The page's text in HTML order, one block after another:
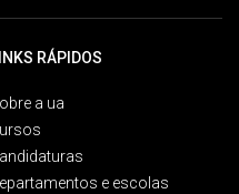
RÁPIDOS
a ua
e escolas